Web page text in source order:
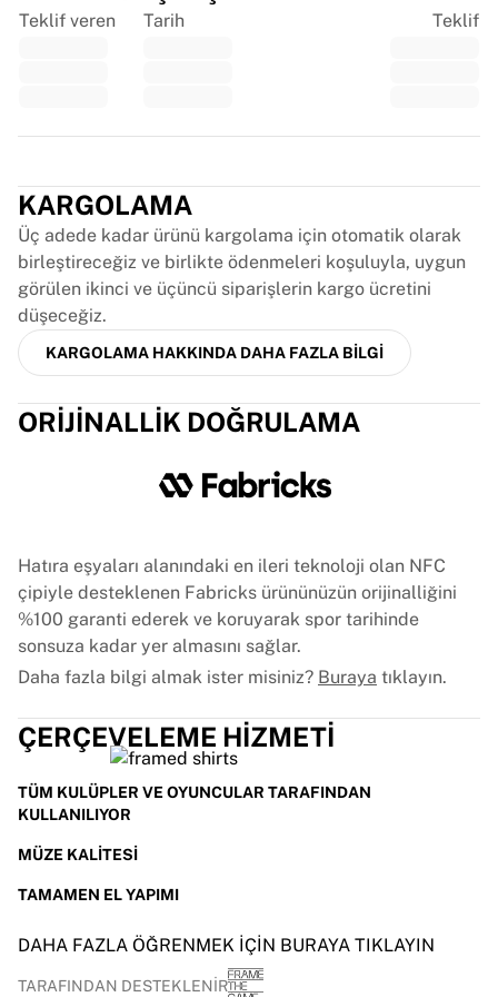
Chicago Bulls
Slovenya
Virtus Bologna
Guerri Napoli
Diğer sporlar
Bisiklet
Team Visma | Lease a bike
Soudal Quick Step
EF Education
Team Jayco AlUla
Bath Rugby
ASM Clermont Auvergne
Harlequins
Tüm ragbiyi görüntüle
Kriket
Delhi Capitals
Batı Hint Adaları
Cricket Ireland
Tüm kriketi görüntüle
Buz hokeyi
Aalborg Pirates
Tre Kronor
Tüm buz hokeyini görüntüle
Teklif veren Tarih Teklif
KARGOLAMA
Üç adede kadar ürünü kargolama için otomatik olarak
birleştireceğiz ve birlikte ödenmeleri koşuluyla, uygun
görülen ikinci ve üçüncü siparişlerin kargo ücretini
düşeceğiz.
KARGOLAMA HAKKINDA DAHA FAZLA BILGI
ORIJINALLIK DOĞRULAMA
Hatıra eşyaları alanındaki en ileri teknoloji olan NFC
çipiyle desteklenen Fabricks ürününüzün orijinalliğini
%100 garanti ederek ve koruyarak spor tarihinde
sonsuza kadar yer almasını sağlar.
Daha fazla bilgi almak ister misiniz? Buraya tıklayın.
ÇERÇEVELEME HIZMETI
TÜM KULÜPLER VE OYUNCULAR TARAFINDAN
KULLANILIYOR
MÜZE KALITESI
TAMAMEN EL YAPIMI
DAHA FAZLA ÖĞRENMEK IÇIN BURAYA TIKLAYIN
TARAFINDAN DESTEKLENIR